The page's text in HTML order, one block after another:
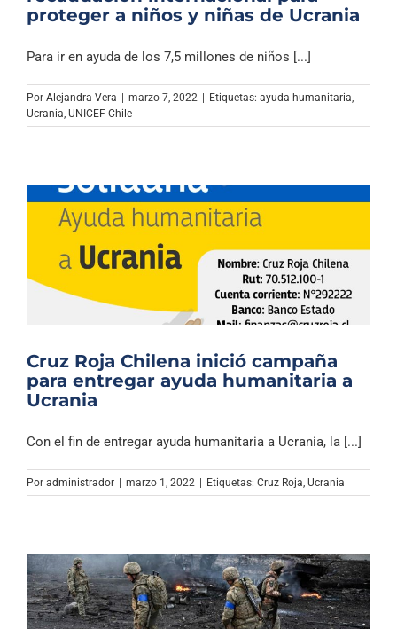
proteger a niños y niñas de Ucrania
Para ir en ayuda de los 7,5 millones de niños [...]
Por Alejandra Vera marzo 7, 2022 Etiquetas: ayuda humanitaria,
Ucrania, UNICEF Chile
Cruz Roja Chilena inició campaña
para entregar ayuda humanitaria a
Ucrania
Con el fin de entregar ayuda humanitaria a Ucrania, la [...]
Por administrador | marzo 1, 2022 | Etiquetas: Cruz Roja Ucrania